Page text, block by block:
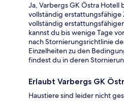
Ja, Varbergs GK Östra
vollständig erstattungsfähige
vollständig
kannst du bis wenige Tage
nach Stornierungsrichtlinie
Einzelheiten zu den
findest du in deren
Erlaubt Varbergs GK
Haustiere sind leider nicht